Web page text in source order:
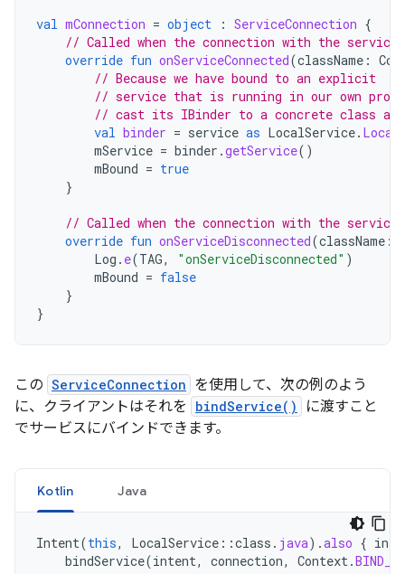
val mConnection = object : ServiceConnection {
// Called when the connection with the
override fun onServiceConnected(className :
// Because we have bound to an explicit
// service that is running in our own
// cast its IBinder to a concrete class
val binder = service as LocalService.
mService = binder .getService()
mBound = true
}
// Called when the connection with the service
override fun onServiceDisconnected(className :
Log . e(TAG, "onServiceDisconnected" )
mBound = false
}
}
この ServiceConnection を使用して、次の例のよう
に、クライアントはそれを
bindService()
に渡すこと
でサービスにバインドできます。
Kotlin Java
Intent(this, LocalService ::class . java).also {
bindService(intent, connection, Context.